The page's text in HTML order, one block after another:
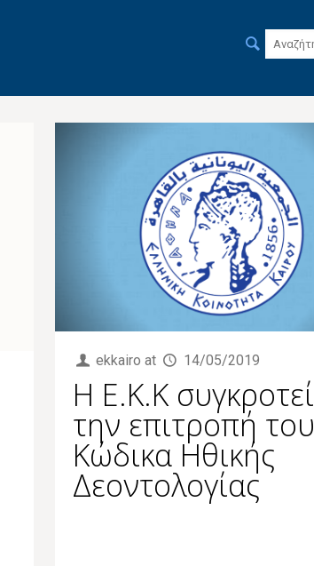
ekkairo at 14/05/2019
Η Ε.Κ.Κ συγκροτεί
την επιτροπή του
Κώδικα Ηθικής
Δεοντολογίας